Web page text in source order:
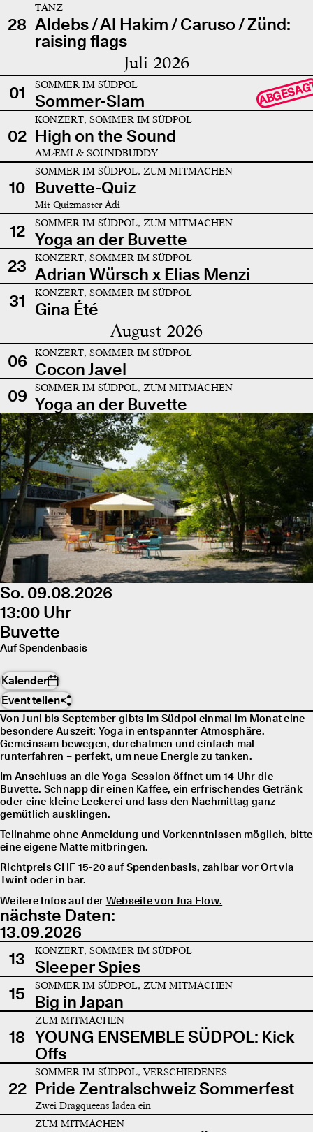
28
TANZ
Aldebs / Al Hakim / Caruso / Zünd:
raising flags
Juli 2026
01 SOMMER IM SÜDPOL
Sommer-Slam
02
KONZERT, SOMMER IM SÜDPOL
High on the Sound
AMÆMI & SOUNDBUDDY
10
SOMMER IM SÜDPOL, ZUM MITMACHEN
Buvette-Quiz
Mit Quizmaster Adi
12 SOMMER IM SÜDPOL, ZUM MITMACHEN
Yoga an der Buvette
23
KONZERT, SOMMER IM SÜDPOL
Adrian Würsch x Elias Menzi
31
KONZERT, SOMMER IM SÜDPOL
Gina Été
August 2026
06 KONZERT, SOMMER IM SÜDPOL
Cocon Javel
09
SOMMER IM SÜDPOL, ZUM MITMACHEN
Yoga an der Buvette
So. 09.08.2026
13:00 Uhr
Buvette
Auf Spendenbasis
Kalender
Event teilen
Von Juni bis September gibts im Südpol einmal im Monat eine
besondere Auszeit: Yoga in entspannter Atmosphäre.
Gemeinsam bewegen, durchatmen und einfach mal
runterfahren – perfekt, um neue Energie zu tanken.
Im Anschluss an die Yoga-Session öffnet um 14 Uhr die
Buvette. Schnapp dir einen Kaffee, ein erfrischendes Getränk
oder eine kleine Leckerei und lass den Nachmittag ganz
gemütlich ausklingen.
Teilnahme ohne Anmeldung und Vorkenntnissen möglich, bitte
eine eigene Matte mitbringen.
Richtpreis CHF 15-20 auf Spendenbasis, zahlbar vor Ort via
Twint oder in bar.
Weitere Infos auf der Webseite von Jua Flow.
nächste Daten:
13.09.2026
13
KONZERT, SOMMER IM SÜDPOL
Sleeper Spies
15
SOMMER IM SÜDPOL, ZUM MITMACHEN
Big in Japan
18
ZUM MITMACHEN
YOUNG ENSEMBLE SÜDPOL: Kick
Offs
22
SOMMER IM SÜDPOL, VERSCHIEDENES
Pride Zentralschweiz Sommerfest
Zwei Dragqueens laden ein
ZUM MITMACHEN